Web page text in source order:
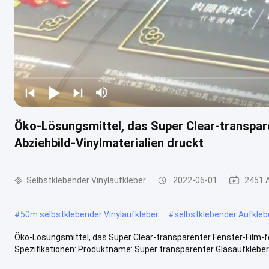
Öko-Lösungsmittel, das Super Clear-
Abziehbild-Vinylmaterialien druckt
Selbstklebender Vinylaufkleber 2022-06-01 2451
#50m selbstklebender Vinylaufkleber #selbstklebender
Öko-Lösungsmittel, das Super Clear-transparenter Fenster-
Spezifikationen: Produktname: Super transparenter Glasaufkleber